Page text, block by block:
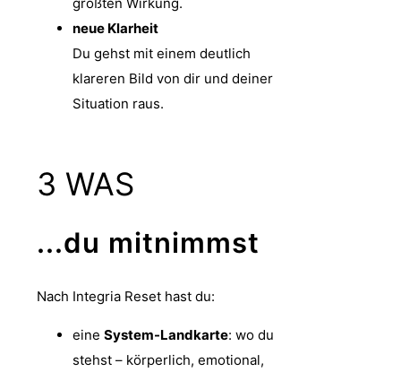
neue Klarheit
Du gehst mit einem deutlich
klareren Bild von dir und deiner
Situation raus.
3 WAS
...du mitnimmst
Nach Integria Reset hast du:
eine System-Landkarte: wo du
stehst – körperlich, emotional,